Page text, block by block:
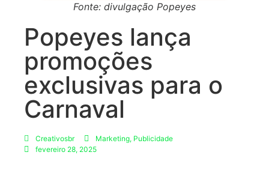
Fonte: divulgação Popeyes
Popeyes lança
promoções
exclusivas para o
Carnaval
Creativosbr Marketing, Publicidade
fevereiro 28, 2025